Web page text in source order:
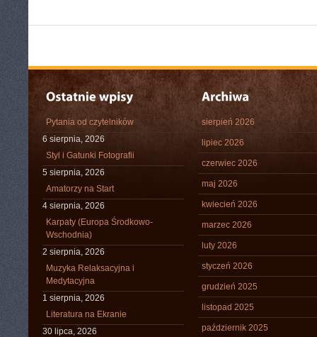
Pytania od czytelników
6 sierpnia, 2026
Styl i Gatunki Fotografii
5 sierpnia, 2026
Amatorzy na Start
4 sierpnia, 2026
Karpaty (Europa Środkowo-
Wschodnia)
2 sierpnia, 2026
Muzyka Relaksacyjna i
Medytacyjna
1 sierpnia, 2026
Literatura na Ekranie
30 lipca, 2026
sierpień 2026
lipiec 2026
czerwiec 2026
maj 2026
kwiecień 2026
marzec 2026
luty 2026
styczeń 2026
grudzień 2025
listopad 2025
październik 2025